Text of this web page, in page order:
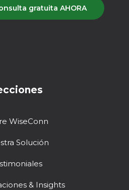
gratuita AHORA
WiseConn
Solución
& Insights